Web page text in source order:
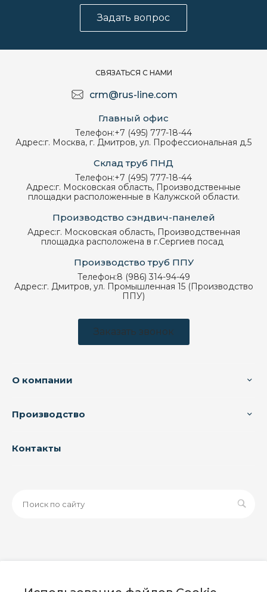
Задать вопрос
СВЯЗАТЬСЯ С НАМИ
crm@rus-line.com
Главный офис
Телефон:+7 (495) 777-18-44
Адрес:г. Москва, г. Дмитров, ул. Профессиональная д.5
Склад труб ПНД
Телефон:+7 (495) 777-18-44
Адрес:г. Московская область, Производственные
площадки расположенные в Калужской области.
Производство сэндвич-панелей
Адрес:г. Московская область, Производственная
площадка расположена в г.Сергиев посад
Производство труб ППУ
Телефон:8 (986) 314-94-49
Адрес:г. Дмитров, ул. Промышленная 15 (Производство
ППУ)
Заказать звонок
О компании
Производство
Контакты